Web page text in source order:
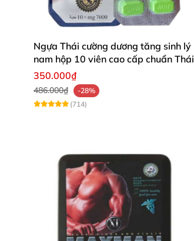
Ngựa Thái cường dương tăng sinh lý
nam hộp 10 viên cao cấp chuẩn Thái
350.000₫
486.000₫
-28%
(714)